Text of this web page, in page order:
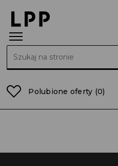
Polubione oferty (0)
Strona główna